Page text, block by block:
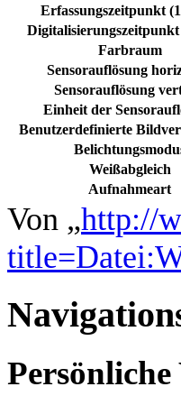
Erfassungszeitpunkt
Digitalisierungszeitpunkt
Farbraum
Sensorauflösung
Sensorauflösung
Einheit der
Benutzerdefinierte
Weißabgleich
Aufnahmeart
Von „http://
Persönliche